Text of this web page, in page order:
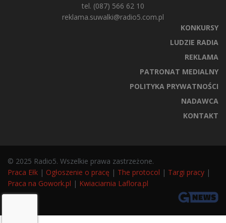
tel. (087) 566 62 10
reklama.suwalki@radio5.com.pl
KONKURSY
LUDZIE RADIA
REKLAMA
PATRONAT MEDIALNY
POLITYKA PRYWATNOŚCI
NADAWCA
KONTAKT
© 2025 Radio5. Wszelkie prawa zastrzeżone.
Praca Ełk | Ogłoszenie o pracę | The protocol | Targi pracy |
Praca na Gowork.pl | Kwiaciarnia Laflora.pl